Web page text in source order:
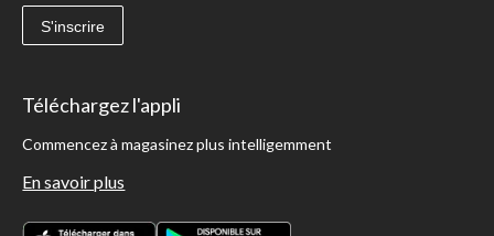
S'inscrire
Téléchargez l'appli
Commencez à magasinez plus intelligemment
En savoir plus